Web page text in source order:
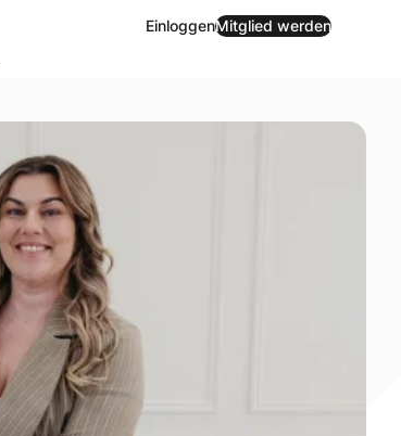
EinloggenMitglied werden
Location, Region und